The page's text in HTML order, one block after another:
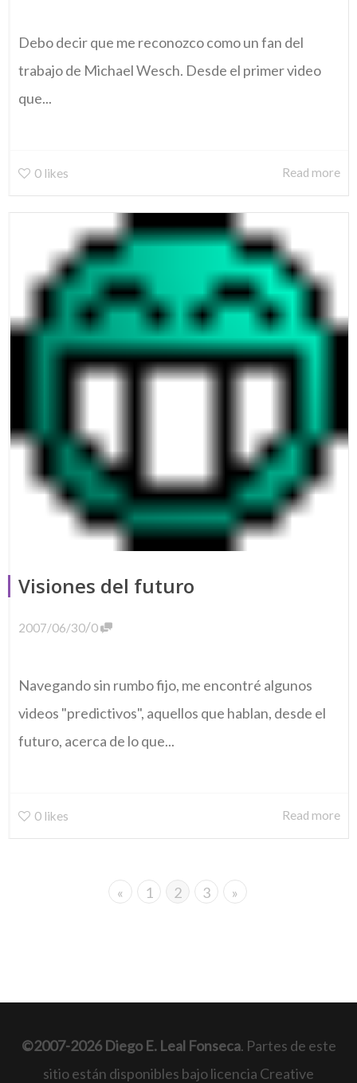
Debo decir que me reconozco como un fan del
trabajo de Michael Wesch. Desde el primer video
que...
0 likes Read more
Visiones del futuro
2007/06/30/0
Navegando sin rumbo fijo, me encontré algunos
videos "predictivos", aquellos que hablan, desde el
futuro, acerca de lo que...
0 likes Read more
« 1 2 3 »
©2007-2026 Diego E. Leal Fonseca. Partes de este
sitio están disponibles bajo licencia Creative